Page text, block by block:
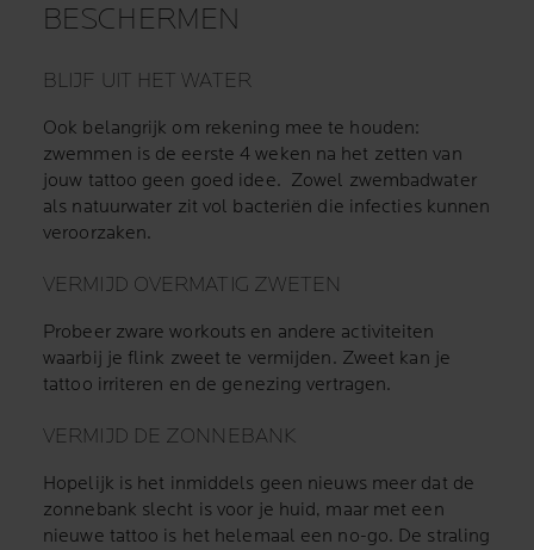
BESCHERMEN
BLIJF UIT HET WATER
Ook belangrijk om rekening mee te houden:
zwemmen is de eerste 4 weken na het zetten van
jouw tattoo geen goed idee. Zowel zwembadwater
als natuurwater zit vol bacteriën die infecties kunnen
veroorzaken.
VERMIJD OVERMATIG ZWETEN
Probeer zware workouts en andere activiteiten
waarbij je flink zweet te vermijden. Zweet kan je
tattoo irriteren en de genezing vertragen.
VERMIJD DE ZONNEBANK
Hopelijk is het inmiddels geen nieuws meer dat de
zonnebank slecht is voor je huid, maar met een
nieuwe tattoo is het helemaal een no-go. De straling